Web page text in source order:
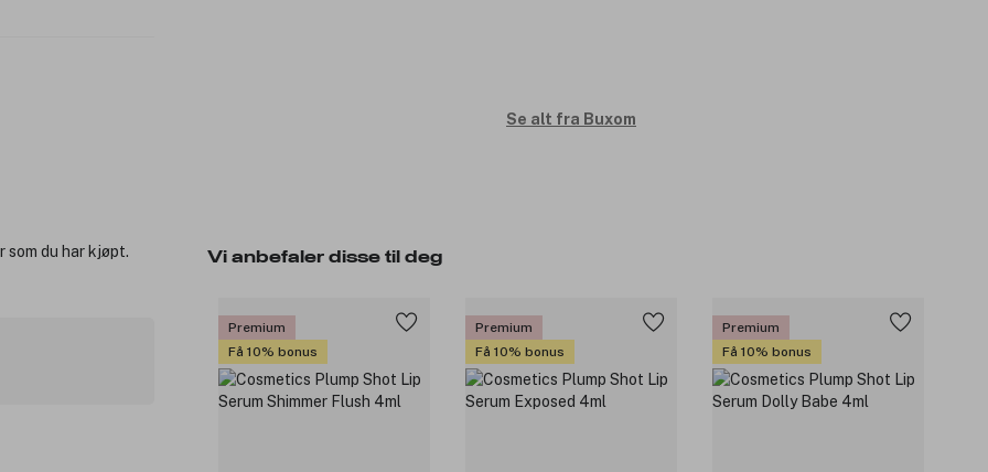
Se alt fra Buxom
Vi anbefaler disse til deg
Premium
Få 10% bonus
Premium
Få 10% bonus
Premium
Få 10% bonus
du har kjøpt.